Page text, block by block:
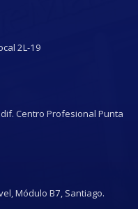
2L-19
Centro Profesional Punta
Módulo B7, Santiago.